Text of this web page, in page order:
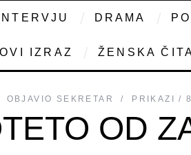
DRAMA
IZRAZ ŽENSKA
OBJAVIO SEKRETAR PRIKAZI
OD